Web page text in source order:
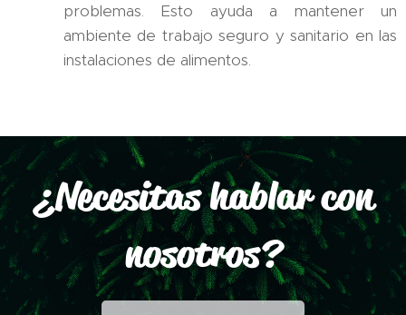
problemas. Esto ayuda a mantener un
ambiente de trabajo seguro y sanitario en las
instalaciones de alimentos.
¿Necesitas hablar con
nosotros?